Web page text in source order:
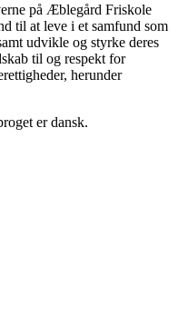
på Æblegård Friskole
til at leve i et samfund som
udvikle og styrke deres
til og respekt for
herunder
er dansk.